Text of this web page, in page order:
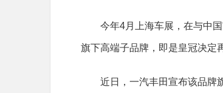
今年4月上海车展，在与中
旗下高端子品牌，即是皇冠决定
近日，一汽丰田宣布该品牌